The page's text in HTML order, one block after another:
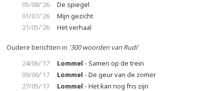
05/08/'26
De spiegel
01/07/'26
Mijn gezicht
21/05/'26
Het verhaal
Oudere berichten in '300 woorden van Rudi'
24/06/'17
Lommel - Samen op de trein
09/06/'17
Lommel - De geur van de zomer
27/05/'17
Lommel - Het kan nog fris zijn